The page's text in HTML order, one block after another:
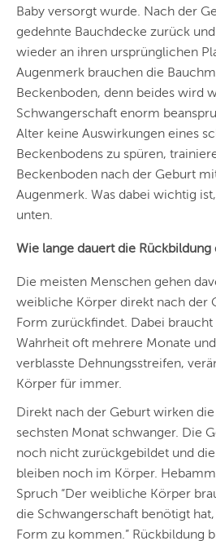
NÜRNBERG
WIEN
ZÜRICH
Baby versorgt wurde. Nach der
gedehnte Bauchdecke zurück
wieder an ihren ursprünglichen
Augenmerk brauchen die
Beckenboden, denn beides wird
Schwangerschaft enorm
Alter keine Auswirkungen eines
Beckenbodens zu spüren,
Beckenboden nach der Geburt
Augenmerk. Was dabei wichtig
unten.
Wie lange dauert die Rückbildung
Die meisten Menschen gehen
weibliche Körper direkt nach der
Form zurückfindet. Dabei braucht
Wahrheit oft mehrere Monate
verblasste Dehnungsstreifen,
Körper für immer.
Direkt nach der Geburt wirken
sechsten Monat schwanger. Die
noch nicht zurückgebildet und
bleiben noch im Körper.
Spruch “Der weibliche Körper
die Schwangerschaft benötigt
Form zu kommen.” Rückbildung